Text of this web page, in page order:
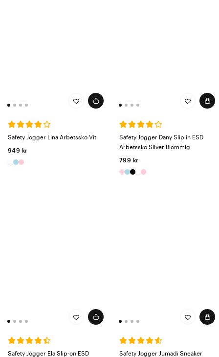
Safety Jogger Lina Arbetssko Vit
949 kr
Safety Jogger Dany Slip in ESD
Arbetssko Silver Blommig
799 kr
Safety Jogger Ela Slip-on ESD
Safety Jogger Jumadi Sneaker